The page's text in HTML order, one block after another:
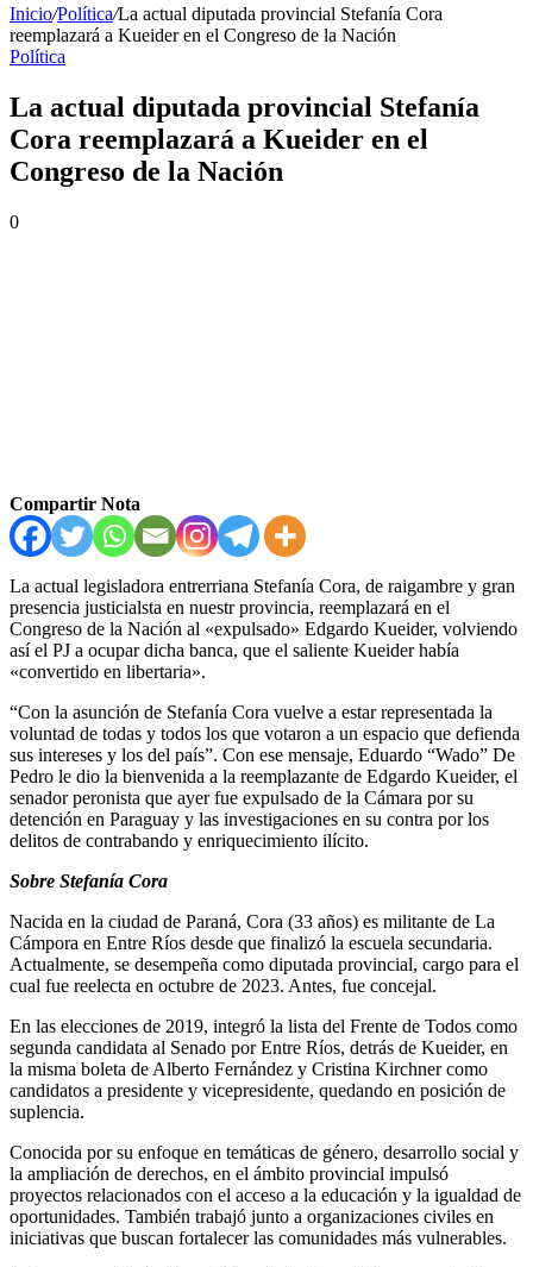
Inicio/Política/La actual diputada provincial Stefanía Cora
reemplazará a Kueider en el Congreso de la Nación
Política
La actual diputada provincial Stefanía
Cora reemplazará a Kueider en el
Congreso de la Nación
0
Compartir Nota
La actual legisladora entrerriana Stefanía Cora, de raigambre y gran
presencia justicialsta en nuestr provincia, reemplazará en el
Congreso de la Nación al «expulsado» Edgardo Kueider, volviendo
así el PJ a ocupar dicha banca, que el saliente Kueider había
«convertido en libertaria».
“Con la asunción de Stefanía Cora vuelve a estar representada la
voluntad de todas y todos los que votaron a un espacio que defienda
sus intereses y los del país”. Con ese mensaje, Eduardo “Wado” De
Pedro le dio la bienvenida a la reemplazante de Edgardo Kueider, el
senador peronista que ayer fue expulsado de la Cámara por su
detención en Paraguay y las investigaciones en su contra por los
delitos de contrabando y enriquecimiento ilícito.
Sobre Stefanía Cora
Nacida en la ciudad de Paraná, Cora (33 años) es militante de La
Cámpora en Entre Ríos desde que finalizó la escuela secundaria.
Actualmente, se desempeña como diputada provincial, cargo para el
cual fue reelecta en octubre de 2023. Antes, fue concejal.
En las elecciones de 2019, integró la lista del Frente de Todos como
segunda candidata al Senado por Entre Ríos, detrás de Kueider, en
la misma boleta de Alberto Fernández y Cristina Kirchner como
candidatos a presidente y vicepresidente, quedando en posición de
suplencia.
Conocida por su enfoque en temáticas de género, desarrollo social y
la ampliación de derechos, en el ámbito provincial impulsó
proyectos relacionados con el acceso a la educación y la igualdad de
oportunidades. También trabajó junto a organizaciones civiles en
iniciativas que buscan fortalecer las comunidades más vulnerables.